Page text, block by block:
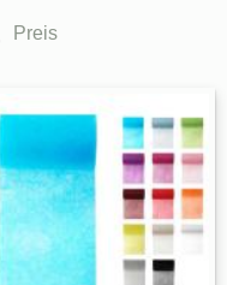
Preis